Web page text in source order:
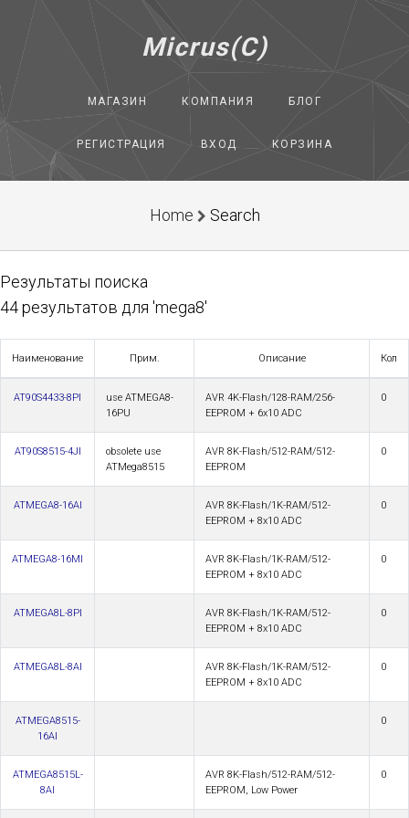
Micrus(C)
МАГАЗИН КОМПАНИЯ БЛОГ
РЕГИСТРАЦИЯ ВХОД КОРЗИНА
Home Search
Результаты поиска
44 результатов для 'mega8'
Наименование Прим. Описание Кол
AT90S4433-8PI
use ATMEGA8-
16PU
AVR 4K-Flash/128-RAM/256-
EEPROM + 6x10 ADC
0
AT90S8515-4JI
obsolete use
ATMega8515
AVR 8K-Flash/512-RAM/512-
EEPROM
0
ATMEGA8-16AI
AVR 8K-Flash/1K-RAM/512-
EEPROM + 8x10 ADC
0
ATMEGA8-16MI
AVR 8K-Flash/1K-RAM/512-
EEPROM + 8x10 ADC
0
ATMEGA8L-8PI
AVR 8K-Flash/1K-RAM/512-
EEPROM + 8x10 ADC
0
ATMEGA8L-8AI
AVR 8K-Flash/1K-RAM/512-
EEPROM + 8x10 ADC
0
ATMEGA8515-
16AI
0
ATMEGA8515L-
8AI
AVR 8K-Flash/512-RAM/512-
EEPROM, Low Power
0